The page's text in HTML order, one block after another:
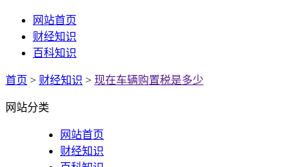
网站首页
财经知识
百科知识
首页 > 财经知识 > 现在车辆购置税是多少
网站分类
网站首页
财经知识